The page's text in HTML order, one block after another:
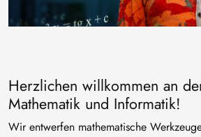
Herzlichen willkommen an
Mathematik und Informatik!
Wir entwerfen mathematische